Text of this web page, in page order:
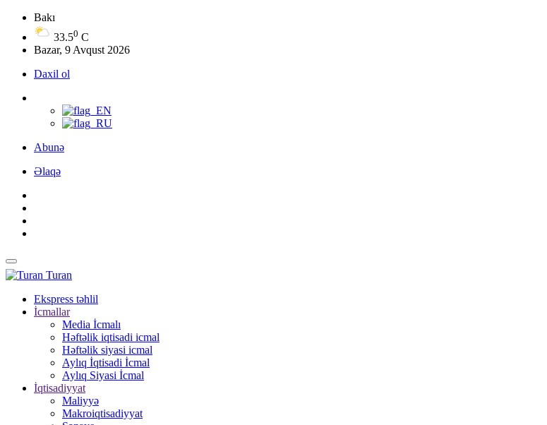
Bakı
33.50 C
Bazar, 9 Avqust 2026
Daxil ol
Abunə
Əlaqə
Turan
Ekspress təhlil
İcmallar
Media İcmalı
Həftəlik iqtisadi icmal
Həftəlik siyasi icmal
Aylıq İqtisadi İcmal
Aylıq Siyasi İcmal
İqtisadiyyat
Maliyyə
Makroiqtisadiyyat